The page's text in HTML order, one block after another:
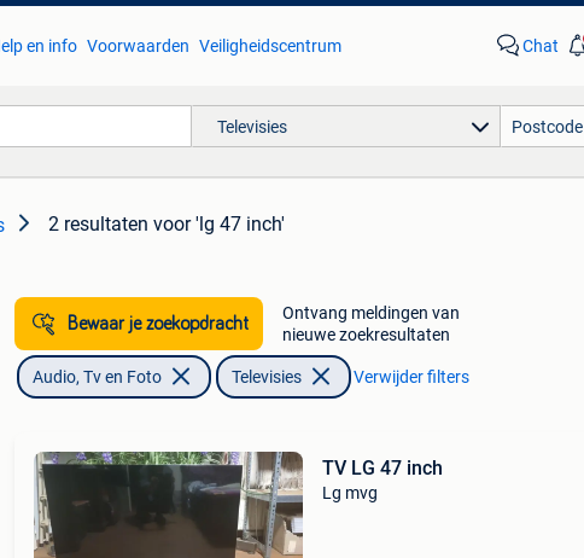
en info Voorwaarden Veiligheidscentrum Chat
Televisies
2 resultaten voor 'lg 47 inch'
Bewaar je zoekopdracht
Ontvang meldingen van
nieuwe zoekresultaten
Audio, Tv en Foto Televisies Verwijder filters
TV LG 47 inch
Lg mvg